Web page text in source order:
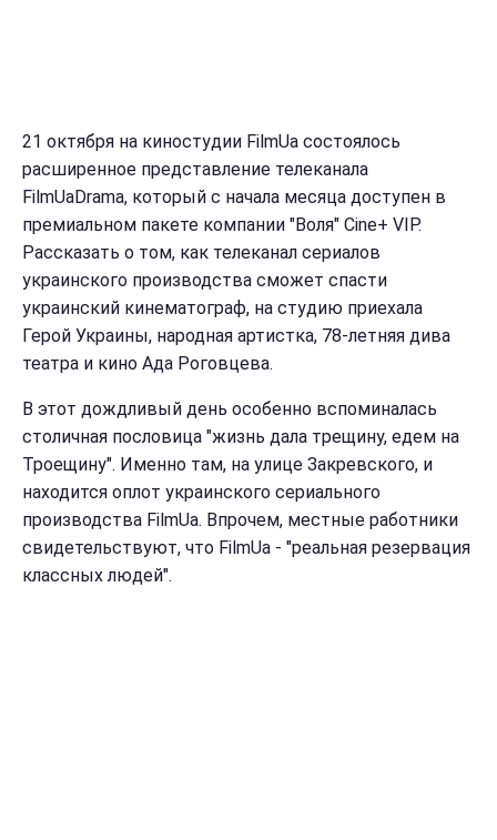
21 октября на киностудии FilmUa состоялось
расширенное представление телеканала
FilmUaDrama, который с начала месяца доступен в
премиальном пакете компании "Воля" Сine+ VIP.
Рассказать о том, как телеканал сериалов
украинского производства сможет спасти
украинский кинематограф, на студию приехала
Герой Украины, народная артистка, 78-летняя дива
театра и кино Ада Роговцева.
В этот дождливый день особенно вспоминалась
столичная пословица "жизнь дала трещину, едем на
Троещину". Именно там, на улице Закревского, и
находится оплот украинского сериального
производства FilmUa. Впрочем, местные работники
свидетельствуют, что FilmUa - "реальная резервация
классных людей".